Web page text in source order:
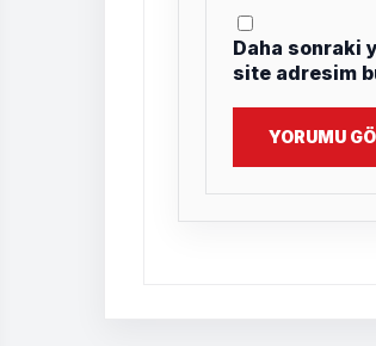
Daha sonraki
site adresim
YORUMU